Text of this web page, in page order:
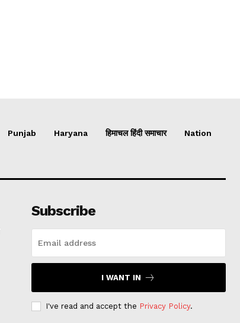
Punjab Haryana हिमाचल हिंदी समाचार Nation
Subscribe
I WANT IN
I've read and accept the Privacy Policy.